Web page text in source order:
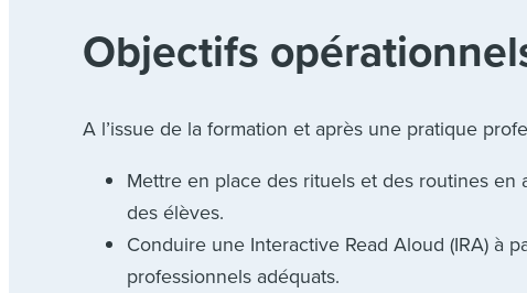
Objectifs
A l’issue de la formation et après une pratique
Mettre en place des rituels et des routines
des élèves.
Conduire une Interactive Read Aloud (IRA) à
professionnels adéquats.